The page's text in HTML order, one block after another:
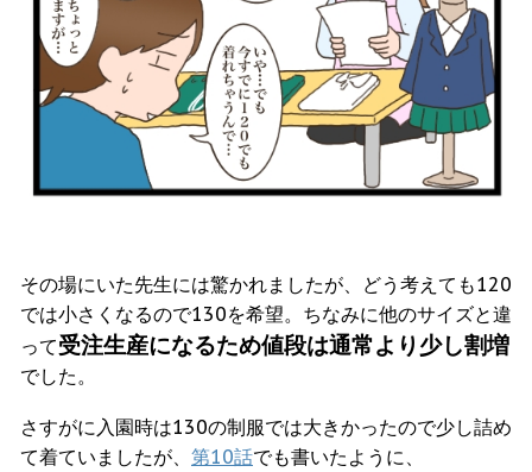
その場にいた先生には驚かれましたが、どう考えても120
では小さくなるので130を希望。ちなみに他のサイズと違
って受注生産になるため値段は通常より少し割増
でした。
さすがに入園時は130の制服では大きかったので少し詰め
て着ていましたが、 第10話でも書いたように、